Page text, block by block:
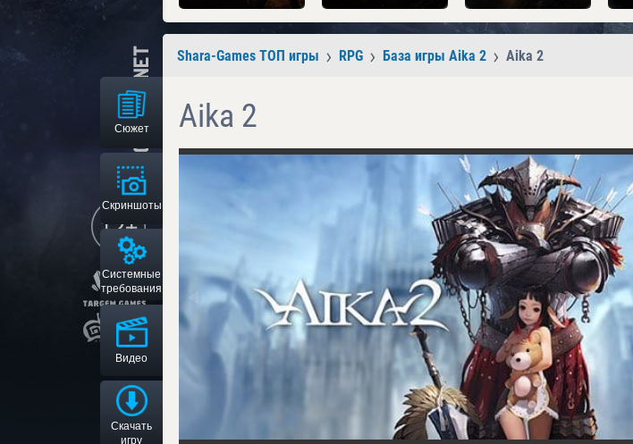
Shara-Games ТОП игры RPG База игры Aika 2 Aika 2
Сюжет
Скриншоты
Системные
требования
Видео
Скачать
игру
Aika 2